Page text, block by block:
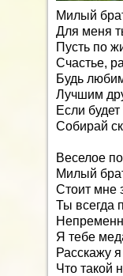
Милый
Для меня
Пусть по
Счастье,
Будь
Лучшим
Если будет
Собирай
Веселое
Милый
Стоит мне
Ты всегда
Я тебе
Расскажу
Что такой